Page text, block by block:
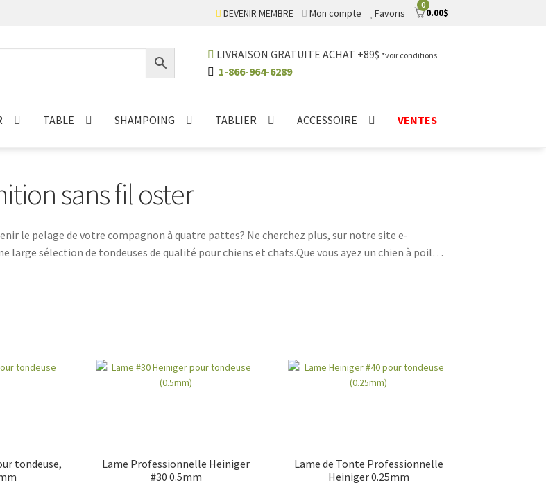
0
0.00$
DEVENIR MEMBRE Mon compte Favoris
LIVRAISON GRATUITE ACHAT +89$ *voir conditions
1-866-964-6289
TABLE SHAMPOING TABLIER ACCESSOIRE VENTES
sans fil oster
le pelage de votre compagnon à quatre pattes? Ne cherchez plus, sur notre site e-
large sélection de tondeuses de qualité pour chiens et chats.Que vous ayez un chien à poil
tondeuse,
Lame Professionnelle Heiniger
#30 0.5mm
Lame de Tonte Professionnelle
Heiniger 0.25mm